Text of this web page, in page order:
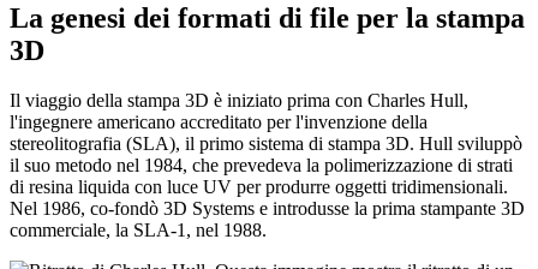
La genesi dei formati di file per la stampa
3D
Il viaggio della stampa 3D è iniziato prima con Charles Hull,
l'ingegnere americano accreditato per l'invenzione della
stereolitografia (SLA), il primo sistema di stampa 3D. Hull sviluppò
il suo metodo nel 1984, che prevedeva la polimerizzazione di strati
di resina liquida con luce UV per produrre oggetti tridimensionali.
Nel 1986, co-fondò 3D Systems e introdusse la prima stampante 3D
commerciale, la SLA-1, nel 1988.